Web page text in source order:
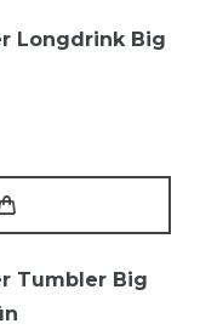
Longdrink Big
Tumbler Big